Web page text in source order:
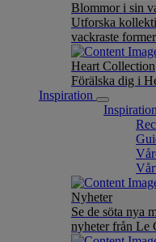
Blommor i sin
Utforska
vackraste
Heart Collection
Förälska dig i
Inspiration
Inspiration
Nyheter
Se de söta nya
nyheter från Le